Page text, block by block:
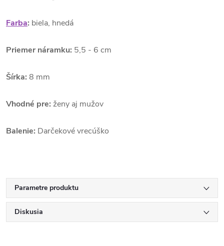
Farba: biela, hnedá
Priemer náramku: 5,5 - 6 cm
Šírka: 8 mm
Vhodné pre: ženy aj mužov
Balenie: Darčekové vrecúško
Parametre produktu
Diskusia